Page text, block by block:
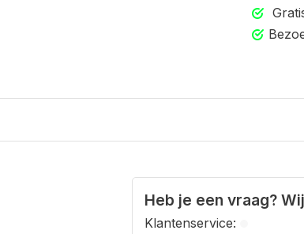
Heb je een vraag?
Klantenservice: